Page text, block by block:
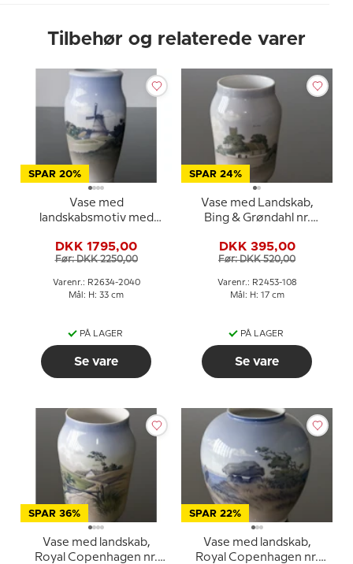
Tilbehør og relaterede varer
SPAR 20%
Vase med
landskabsmotiv med
Copenhagen nr. 2634-
2040
DKK 1795,00
Før: DKK 2250,00
Varenr.: R2634-2040
Mål: H: 33 cm
PÅ LAGER
Se vare
SPAR 24%
Vase med Landskab,
Bing & Grøndahl nr.
DKK 395,00
Før: DKK 520,00
Varenr.: R2453-108
Mål: H: 17 cm
PÅ LAGER
Se vare
SPAR 36%
Vase med landskab,
Royal Copenhagen nr.
SPAR 22%
Vase med landskab,
Royal Copenhagen nr.